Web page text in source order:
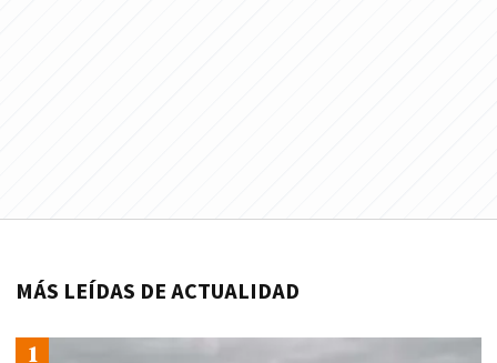
MÁS LEÍDAS DE ACTUALIDAD